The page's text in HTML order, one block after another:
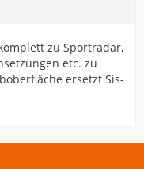
zu Sportradar,
etc. zu
ersetzt Sis-